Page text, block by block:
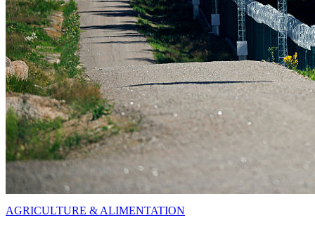
AGRICULTURE & ALIMENTATION